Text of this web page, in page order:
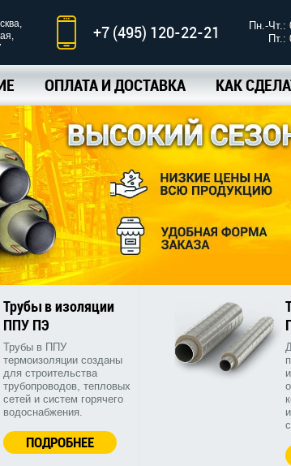
+7 (495) 120-22-21
Пн.-Чт.:
Пт.:
ОПЛАТА И ДОСТАВКА КАК
Трубы в изоляции
ППУ ПЭ
Трубы в ППУ
термоизоляции созданы
для строительства
трубопроводов, тепловых
сетей и систем горячего
водоснабжения.
ПОДРОБНЕЕ